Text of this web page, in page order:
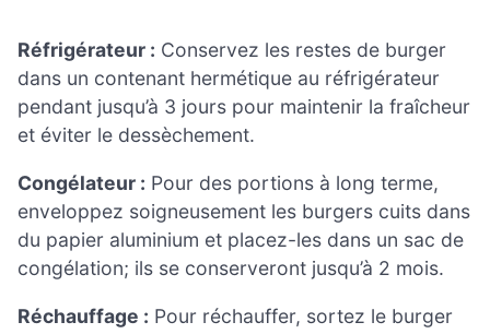
Réfrigérateur : Conservez les restes de burger
dans un contenant hermétique au réfrigérateur
pendant jusqu’à 3 jours pour maintenir la fraîcheur
et éviter le dessèchement.
Congélateur : Pour des portions à long terme,
enveloppez soigneusement les burgers cuits dans
du papier aluminium et placez-les dans un sac de
congélation; ils se conserveront jusqu’à 2 mois.
Réchauffage : Pour réchauffer, sortez le burger